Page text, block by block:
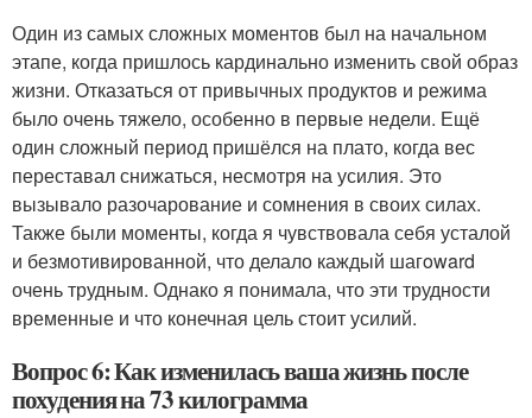
Один из самых сложных моментов был на начальном
этапе, когда пришлось кардинально изменить свой образ
жизни. Отказаться от привычных продуктов и режима
было очень тяжело, особенно в первые недели. Ещё
один сложный период пришёлся на плато, когда вес
переставал снижаться, несмотря на усилия. Это
вызывало разочарование и сомнения в своих силах.
Также были моменты, когда я чувствовала себя усталой
и безмотивированной, что делало каждый шагoward
очень трудным. Однако я понимала, что эти трудности
временные и что конечная цель стоит усилий.
Вопрос 6: Как изменилась ваша жизнь после
похудения на 73 килограмма